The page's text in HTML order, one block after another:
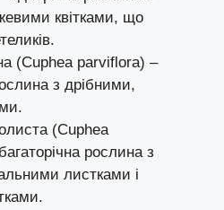
квітками, що
(Cuphea parviflora) –
з дрібними,
(Cuphea
рослина з
листками і